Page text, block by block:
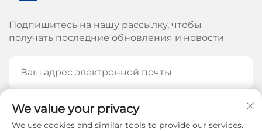
Подпишитесь на нашу рассылку, чтобы
получать последние обновления и новости
ПОДПИШИТЕСЬ СЕЙЧАС
We value your privacy
We use cookies and similar tools to provide our services.